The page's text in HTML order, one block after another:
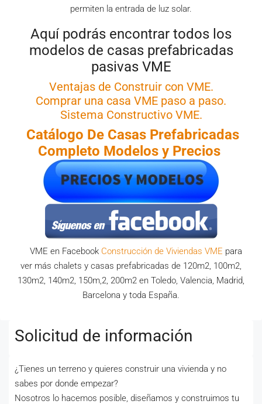
permiten la entrada de luz solar.
Aquí podrás encontrar todos los
modelos de casas prefabricadas
pasivas VME
Ventajas de Construir con VME.
Comprar una casa VME paso a paso.
Sistema Constructivo VME.
Catálogo De Casas Prefabricadas
Completo Modelos y Precios
VME en Facebook Construcción de Viviendas VME para
ver más chalets y casas prefabricadas de 120m2, 100m2,
130m2, 140m2, 150m,2, 200m2 en Toledo, Valencia, Madrid,
Barcelona y toda España.
Solicitud de información
¿Tienes un terreno y quieres construir una vivienda y no
sabes por donde empezar?
Nosotros lo hacemos posible, diseñamos y construimos tu